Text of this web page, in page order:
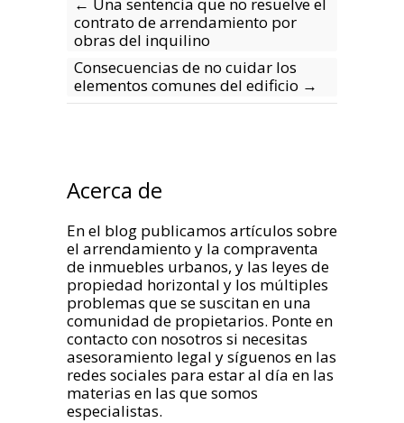
contrato de arrendamiento por
obras del inquilino
Consecuencias de no cuidar los
elementos comunes del edificio →
Acerca de
En el blog publicamos artículos sobre
el arrendamiento y la compraventa
de inmuebles urbanos, y las leyes de
propiedad horizontal y los múltiples
problemas que se suscitan en una
comunidad de propietarios. Ponte en
contacto con nosotros si necesitas
asesoramiento legal y síguenos en las
redes sociales para estar al día en las
materias en las que somos
especialistas.